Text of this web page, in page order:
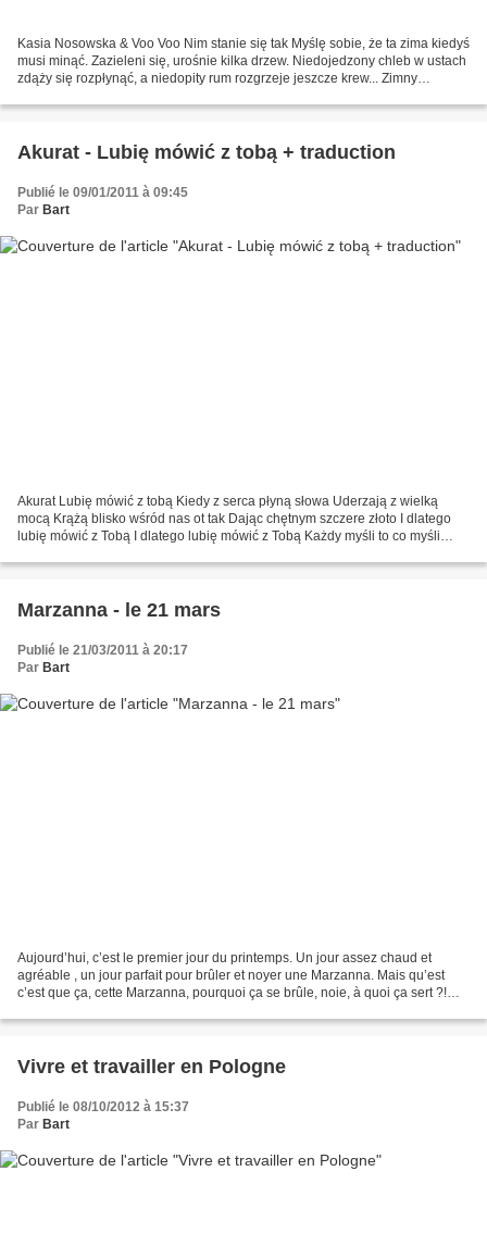
Kasia Nosowska & Voo Voo Nim stanie się tak Myślę sobie, że ta zima kiedyś
musi minąć. Zazieleni się, urośnie kilka drzew. Niedojedzony chleb w ustach
zdąży się rozpłynąć, a niedopity rum rozgrzeje jeszcze krew... Zimny
Akurat - Lubię mówić z tobą + traduction
Publié le 09/01/2011 à 09:45
Par Bart
Akurat Lubię mówić z tobą Kiedy z serca płyną słowa Uderzają z wielką
mocą Krążą blisko wśród nas ot tak Dając chętnym szczere złoto I dlatego
lubię mówić z Tobą I dlatego lubię mówić z Tobą Każdy myśli to co myśli
Marzanna - le 21 mars
Publié le 21/03/2011 à 20:17
Par Bart
Aujourd’hui, c’est le premier jour du printemps. Un jour assez chaud et
agréable , un jour parfait pour brûler et noyer une Marzanna. Mais qu’est
c’est que ça, cette Marzanna, pourquoi ça se brûle, noie, à quoi ça sert ?!
Vivre et travailler en Pologne
Publié le 08/10/2012 à 15:37
Par Bart